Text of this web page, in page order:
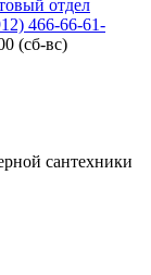
отдел
466-66-61-
(сб-вс)
сантехники